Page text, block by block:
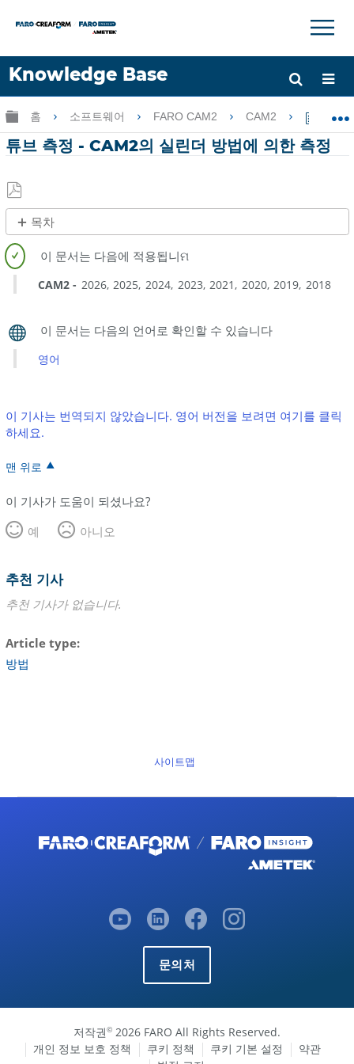
Knowledge Base
언어
도움 받기 로그인
×
글로벌 계층 확장/축소
홈 소프트웨어 FARO CAM2 CAM2 튜브
튜브 측정 - CAM2의 실린더 방법에 의한 측정
PDF
로
저
장
목차
제
목
없
음
CAM2 2026 2025 2024 2023 2021 2020 2019 2018
영어
이 기사는 번역되지 않았습니다. 영어 버전을 보려면 여기를 클릭
하세요.
맨 위로
이 기사가 도움이 되셨나요?
예
아니오
추천 기사
추천 기사가 없습니다.
Article type
방법
사이트맵
문의처
저작권© 2026 FARO All Rights Reserved.
개인 정보 보호 정책
쿠키 정책 쿠키 기본 설정
약관